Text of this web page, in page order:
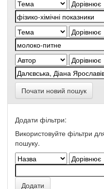
Почати новий пошук
Додати фільтри:
Використовуйте фільтри
пошуку.